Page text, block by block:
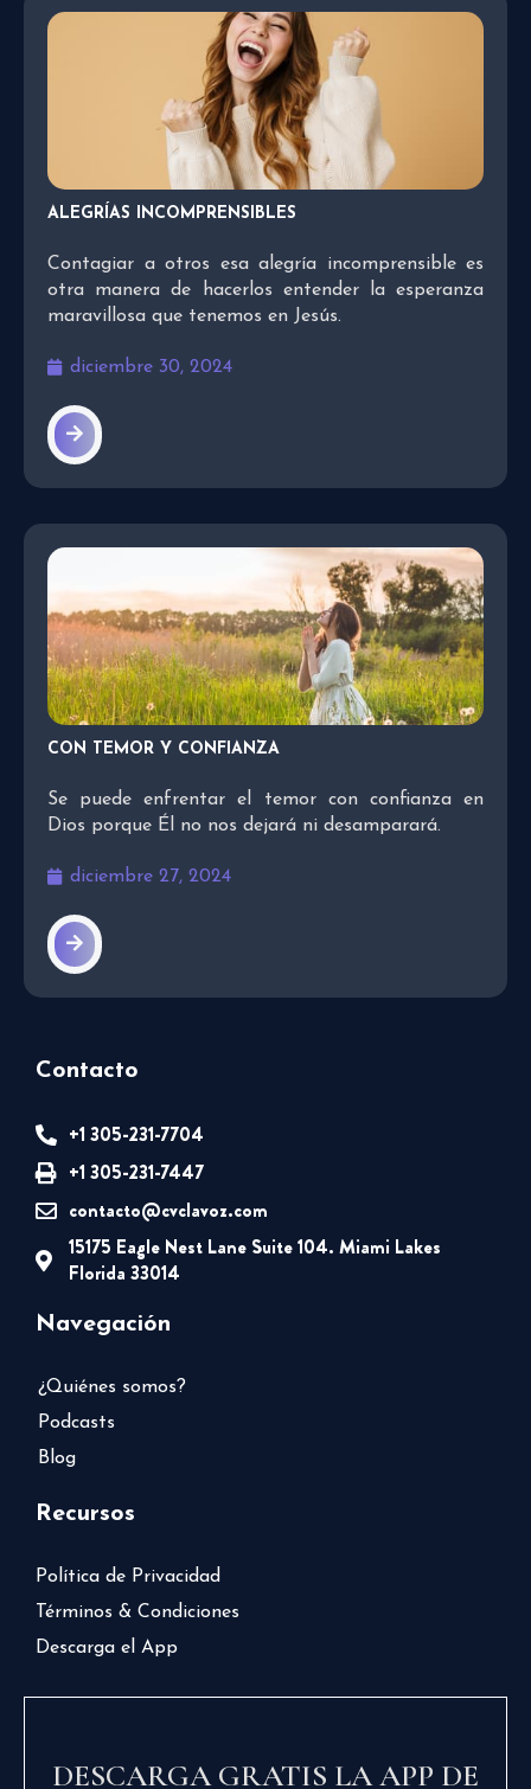
ALEGRÍAS INCOMPRENSIBLES
Contagiar a otros esa alegría incomprensible es
otra manera de hacerlos entender la esperanza
maravillosa que tenemos en Jesús.
diciembre 30, 2024
CON TEMOR Y CONFIANZA
Se puede enfrentar el temor con confianza en
Dios porque Él no nos dejará ni desamparará.
diciembre 27, 2024
Contacto
+1 305-231-7704
+1 305-231-7447
contacto@cvclavoz.com
15175 Eagle Nest Lane Suite 104. Miami Lakes
Florida 33014
Navegación
¿Quiénes somos?
Podcasts
Blog
Recursos
Política de Privacidad
Términos & Condiciones
Descarga el App
DESCARGA GRATIS LA APP DE